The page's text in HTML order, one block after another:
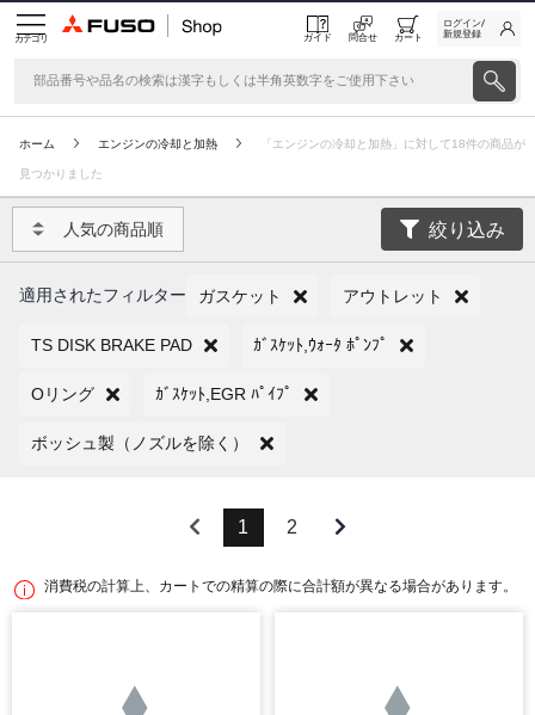
カテゴリ ガイド 問合せ カート
ログイン/
新規登録
ホーム エンジンの冷却と加熱 「エンジンの冷却と加熱」に対して18件の商品が
見つかりました
人気の商品順 絞り込み
適用されたフィルター ガスケット アウトレット
TS DISK BRAKE PAD ｶﾞｽｹｯﾄ,ｳｫｰﾀ ﾎﾟﾝﾌﾟ
Oリング ｶﾞｽｹｯﾄ,EGR ﾊﾟｲﾌﾟ
ボッシュ製（ノズルを除く）
1 2
消費税の計算上、カートでの精算の際に合計額が異なる場合があります。